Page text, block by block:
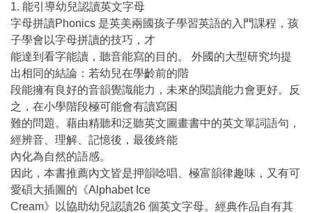
1. 能引導幼兒認讀英文字母
字母拼讀Phonics 是英美兩國孩子學習英語的入門課程，孩
子學會以字母拼讀的技巧，才
能達到看字能讀，聽音能寫的目的。 外國的大型研究均提
出相同的結論：若幼兒在學齡前的階
段能擁有良好的音韻覺識能力，未來的閱讀能力會更好。反
之，在小學階段極可能會有讀寫困
難的問題。藉由精聽和泛聽英文圖畫書中的英文單詞語句，
經辨音、理解、記憶後，最後終能
內化為自然的語感。
因此，本書推薦內文皆是押韻唸唱、極富韻律趣味，又有可
愛碩大插圖的《Alphabet Ice
Cream》以協助幼兒認讀26 個英文字母。經典作品自有其